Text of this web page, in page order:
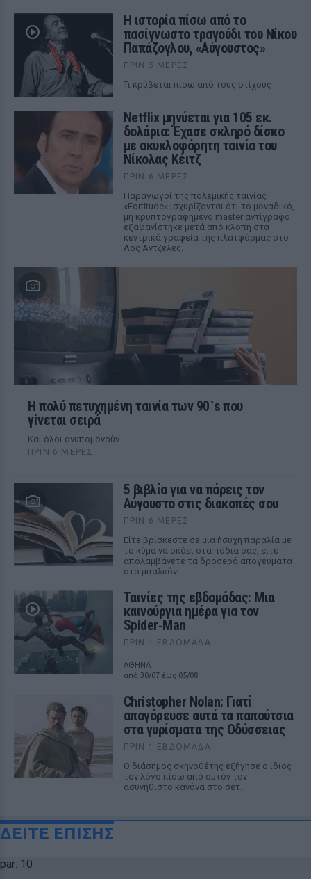
Η ιστορία πίσω από το
πασίγνωστο τραγούδι του Νίκου
Παπάζογλου, «Αύγουστος»
ΠΡΙΝ 5 ΜΈΡΕΣ
Τι κρύβεται πίσω από τους στίχους
Netflix μηνύεται για 105 εκ.
δολάρια: Έχασε σκληρό δίσκο
με ακυκλοφόρητη ταινία του
Νίκολας Κέιτζ
ΠΡΙΝ 6 ΜΈΡΕΣ
Παραγωγοί της πολεμικής ταινίας
«Fortitude» ισχυρίζονται ότι το μοναδικό,
μη κρυπτογραφημένο master αντίγραφο
εξαφανίστηκε μετά από κλοπή στα
κεντρικά γραφεία της πλατφόρμας στο
Λος Αντζελες.
Η πολύ πετυχημένη ταινία των 90`s που
γίνεται σειρά
Και όλοι ανυπομονούν
ΠΡΙΝ 6 ΜΈΡΕΣ
5 βιβλία για να πάρεις τον
Αύγουστο στις διακοπές σου
ΠΡΙΝ 6 ΜΈΡΕΣ
Είτε βρίσκεστε σε μια ήσυχη παραλία με
το κύμα να σκάει στα πόδια σας, είτε
απολαμβάνετε τα δροσερά απογεύματα
στο μπαλκόνι
Ταινίες της εβδομάδας: Μια
καινούργια ημέρα για τον
Spider‑Man
ΠΡΙΝ 1 ΕΒΔΟΜΆΔΑ
ΑΘΗΝΑ
από 30/07 έως 05/08
Christopher Nolan: Γιατί
απαγόρευσε αυτά τα παπούτσια
στα γυρίσματα της Οδύσσειας
ΠΡΙΝ 1 ΕΒΔΟΜΆΔΑ
Ο διάσημος σκηνοθέτης εξήγησε ο ίδιος
τον λόγο πίσω από αυτόν τον
ασυνήθιστο κανόνα στο σετ.
ΔΕΙΤΕ ΕΠΙΣΗΣ
par: 10